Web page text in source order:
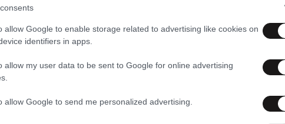
allow Google to enable storage related to advertising like cookies on
identifiers in apps.
allow my user data to be sent to Google for online advertising
allow Google to send me personalized advertising.